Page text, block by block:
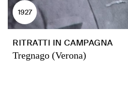
1927
RITRATTI IN CAMPAGNA
Tregnago (Verona)